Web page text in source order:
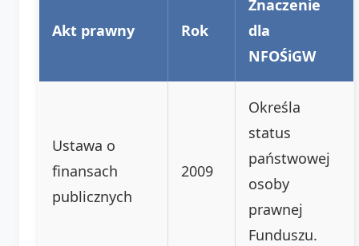
Akt prawny Rok
Znaczenie
dla
NFOŚiGW
Ustawa o
finansach
publicznych
2009
Określa
status
państwowej
osoby
prawnej
Funduszu.